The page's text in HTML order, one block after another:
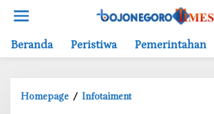
Beranda Peristiwa Pemerintahan
Homepage / Infotaiment